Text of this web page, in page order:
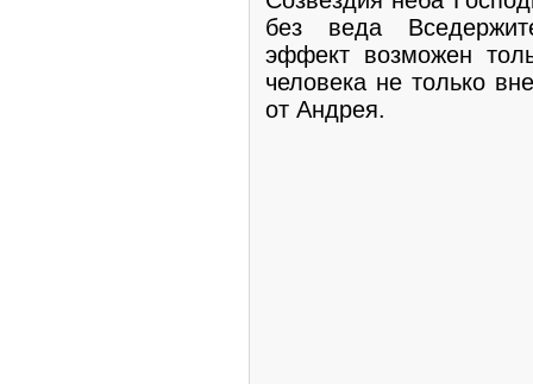
без веда
эффект возможен
человека не только
от Андрея.